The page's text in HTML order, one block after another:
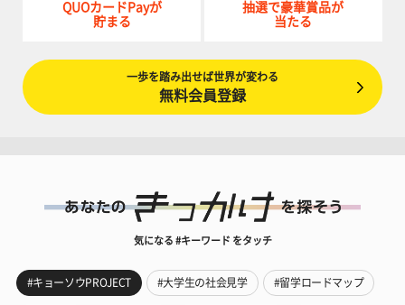
QUOカードPayが
貯まる
抽選で豪華賞品が
当たる
一歩を踏み出せば世界が変わる
無料会員登録
気になる #キーワード をタッチ
#キョーソウPROJECT #大学生の社会見学 #留学ロードマップ